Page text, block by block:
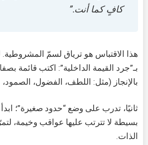
كافٍ كما أنت.”
هذا الاقتباس هو ترياق لسمّ المشروطية.
بـ”جرد القيمة الداخلية”: اكتب قائمة
بالإنجاز (مثل: اللطف، الفضول،
ثانيًا، تدرب على وضع “حدود صغيرة”؛ ابدأ
بسيطة لا تترتب عليها عواقب وخيمة،
الذات.